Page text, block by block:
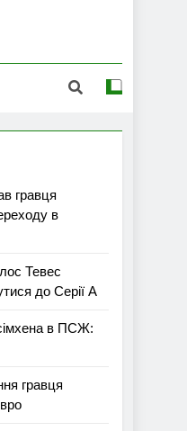
гравця
в
Тевес
до Серії А
в ПСЖ:
гравця